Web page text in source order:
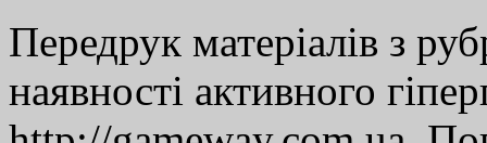
Передрук матеріалів з
наявності активного